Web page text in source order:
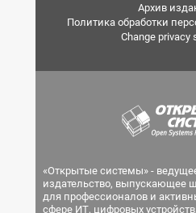
Архив
Политика обработки
Change privacy
«Открытые системы» -
издательство, выпускающее
для профессионалов и
сфере ИТ, цифровых